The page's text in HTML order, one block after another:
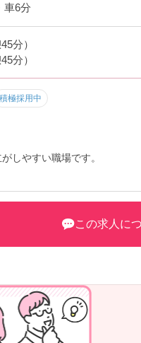
車6分
分）
分）
積極採用中
しやすい職場です。
この求人に